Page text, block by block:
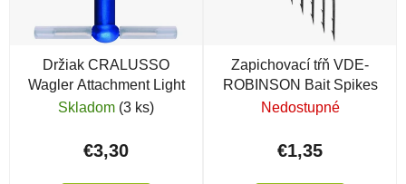
Držiak CRALUSSO
Wagler Attachment Light
Skladom (3 ks)
€3,30
Zapichovací tŕň VDE-
ROBINSON Bait Spikes
Nedostupné
€1,35